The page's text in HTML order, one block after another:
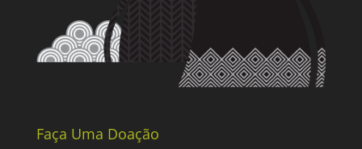
Faça Uma Doação